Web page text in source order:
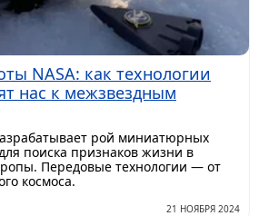
NASA: как технологии
нас к межзвездным
рой миниатюрных
поиска признаков жизни в
Передовые технологии — от
космоса.
21 НОЯБРЯ 2024